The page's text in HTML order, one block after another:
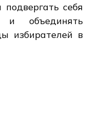
себя
объединять
избирателей в